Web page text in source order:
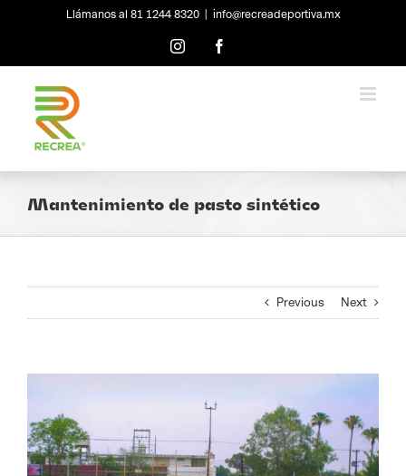
Llámanos al 81 1244 8320 info@recreadeportiva.mx
Instagram
Mantenimiento de pasto sintético
Previous Next
Image